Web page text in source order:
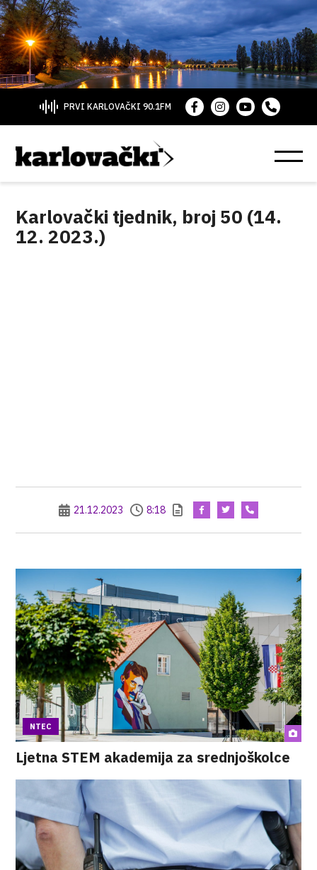
PRVI KARLOVAČKI 90.1FM
Karlovački tjednik, broj 50 (14.
12. 2023.)
21.12.2023 8:18
NTEC
Ljetna STEM akademija za srednjoškolce